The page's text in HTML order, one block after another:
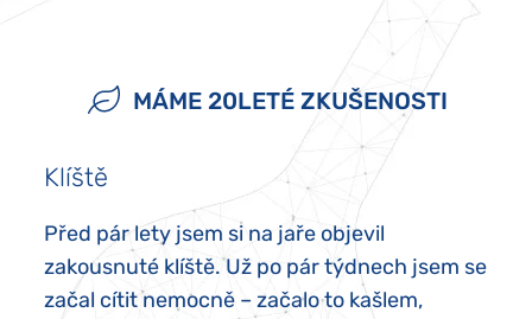
2x denně 10 kapek, není-li doporučeno jinak. Pokud berete více
přípravků Joalis zároveň, doporučujeme aplikaci s odstupem alespoň
jedné minuty. Nepřekračujte doporučené denní dávkování.
Nepoužívejte kovovou lžičku!
Skladujte při teplotě od 5 do 25 °C. Nevystavujte přímému
slunečnímu záření ani silnému elektromagnetickému poli (tj. ne
méně než pět centimetrů od mikrovlnné trouby, lednice, televize
nebo mobilního telefonu). Obsah přípravku nesmí přijít do styku s
Přípravek není vhodný pro děti, těhotné a kojící ženy. Doplněk stravy
neslouží jako náhrada pestré stravy a nenahrazuje léky předepsané
lékařem. Ukládejte mimo dosah dětí. Případný sediment není na
závadu. V případě alergie na jakoukoliv složku přípravek neužívejte!
MÁME 20LETÉ ZKUŠENOSTI
Klíště
Před pár lety jsem si na jaře objevil
zakousnuté klíště. Už po pár týdnech jsem se
začal cítit nemocně – začalo to kašlem,